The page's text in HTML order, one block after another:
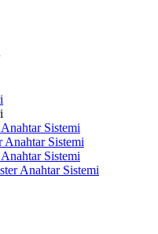
Sistemi
Sistemi
Sistemi
Anahtar Sistemi